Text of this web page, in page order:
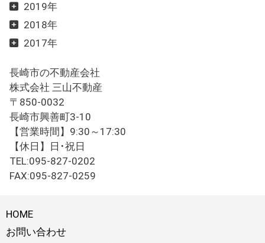
2019年
2018年
2017年
長崎市の不動産会社
株式会社 三山不動産
〒850-0032
長崎市興善町3-10
【営業時間】9:30～17:30
【休日】日･祝日
TEL:095-827-0202
FAX:095-827-0259
HOME
お問い合わせ